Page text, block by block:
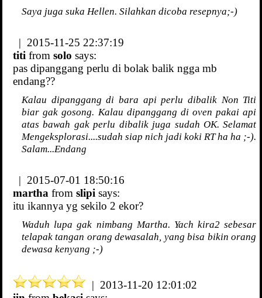
Saya juga suka Hellen. Silahkan dicoba resepnya;-)
| 2015-11-25 22:37:19
titi from solo says:
pas dipanggang perlu di bolak balik ngga mb
endang??
Kalau dipanggang di bara api perlu dibalik Non Titi
biar gak gosong. Kalau dipanggang di oven pakai api
atas bawah gak perlu dibalik juga sudah OK. Selamat
Mengeksplorasi....sudah siap nich jadi koki RT ha ha ;-).
Salam...Endang
| 2015-07-01 18:50:16
martha from slipi says:
itu ikannya yg sekilo 2 ekor?
Waduh lupa gak nimbang Martha. Yach kira2 sebesar
telapak tangan orang dewasalah, yang bisa bikin orang
dewasa kenyang ;-)
| 2013-11-20 12:01:02